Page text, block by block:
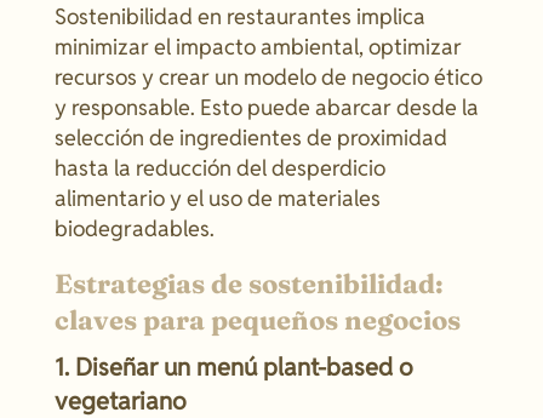
Sostenibilidad en restaurantes implica
minimizar el impacto ambiental, optimizar
recursos y crear un modelo de negocio ético
y responsable. Esto puede abarcar desde la
selección de ingredientes de proximidad
hasta la reducción del desperdicio
alimentario y el uso de materiales
biodegradables.
Estrategias de sostenibilidad:
claves para pequeños negocios
1. Diseñar un menú plant-based o
vegetariano